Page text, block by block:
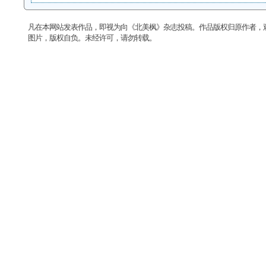
凡在本网站发表作品，即视为向《北美枫》杂志投稿。作品版权归原作者
图片，版权自负。未经许可，请勿转载。